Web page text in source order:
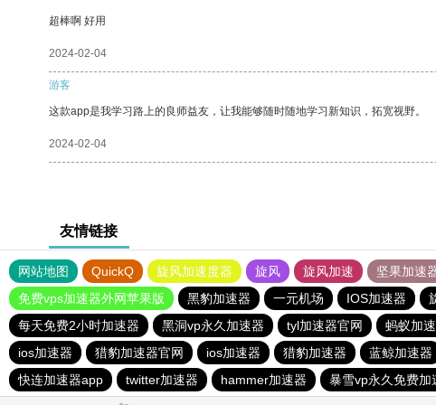
超棒啊 好用
2024-02-04
游客
这款app是我学习路上的良师益友，让我能够随时随地学习新知识，拓宽视野。
2024-02-04
友情链接
网站地图 QuickQ 旋风加速度器 旋风 旋风加速 坚果加速
免费vps加速器外网苹果版
黑豹加速器 一元机场 IOS加速器
每天免费2小时加速器
黑洞vp永久加速器 tyl加速器官网 蚂蚁加
ios加速器
猎豹加速器官网 ios加速器 猎豹加速器 蓝鲸加速器
快连加速器app
twitter加速器 hammer加速器 暴雪vp永久免费加